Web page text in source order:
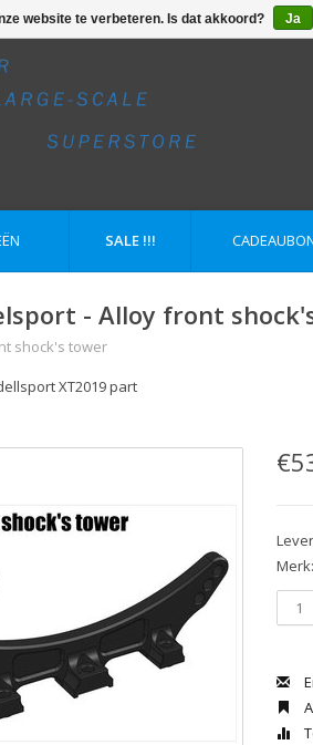
SALE !!!
- Alloy front
shock's tower
XT2019 part
Merk:
website te verbeteren. Is dat akkoord? Ja